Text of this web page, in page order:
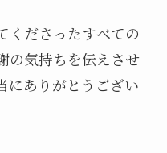
くださったすべての
の気持ちを伝えさせ
にありがとうござい